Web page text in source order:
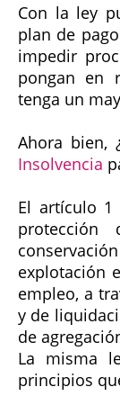
Con la ley
plan de
impedir
pongan en
tenga un
Ahora bien,
Insolvencia
El artículo
protección
explotación
empleo, a
y de
de
La misma
principios